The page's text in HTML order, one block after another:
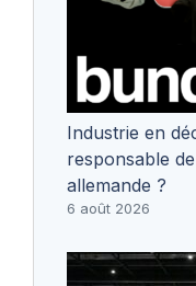
Industrie en
responsable
allemande ?
6 août 2026